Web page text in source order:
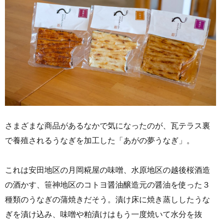
さまざまな商品があるなかで気になったのが、瓦テラス裏
で養殖されるうなぎを加工した「あがの夢うなぎ」。
これは安田地区の月岡糀屋の味噌、水原地区の越後桜酒造
の酒かす、笹神地区のコトヨ醤油醸造元の醤油を使った３
種類のうなぎの蒲焼きだそう。漬け床に焼き蒸ししたうな
ぎを漬け込み、味噌や粕漬けはもう一度焼いて水分を抜